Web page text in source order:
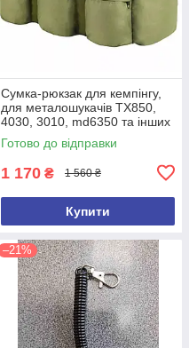
Сумка-рюкзак для кемпінгу,
для металошукачів TX850,
4030, 3010, md6350 та інших
(ємність 100 л)
Готово до відправки
1 170 ₴ 1 560 ₴
Купити
–21%